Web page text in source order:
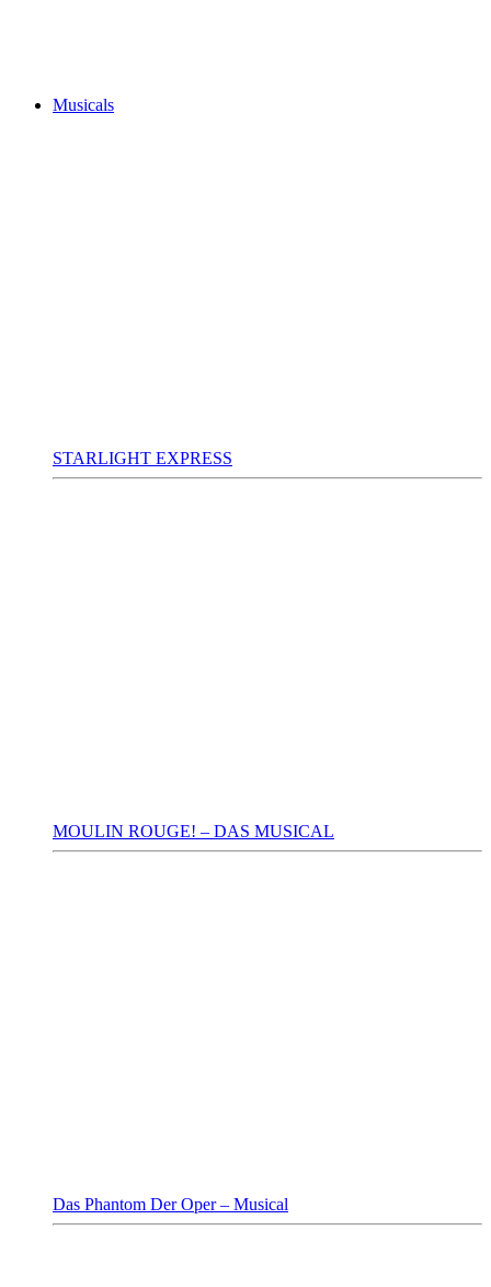
Musicals
STARLIGHT EXPRESS
MOULIN ROUGE! – DAS MUSICAL
Das Phantom Der Oper – Musical